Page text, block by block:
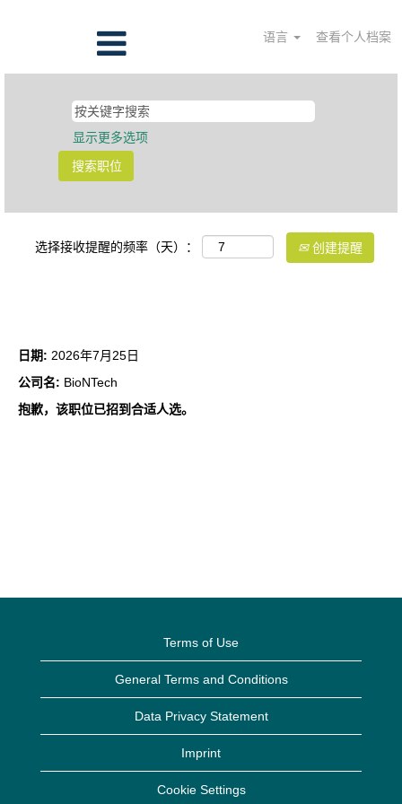
语言 查看个人档案
显示更多选项
选择接收提醒的频率（天）： 创建提醒
日期: 2026年7月25日
公司名: BioNTech
抱歉，该职位已招到合适人选。
Terms of Use
General Terms and Conditions
Data Privacy Statement
Imprint
Cookie Settings